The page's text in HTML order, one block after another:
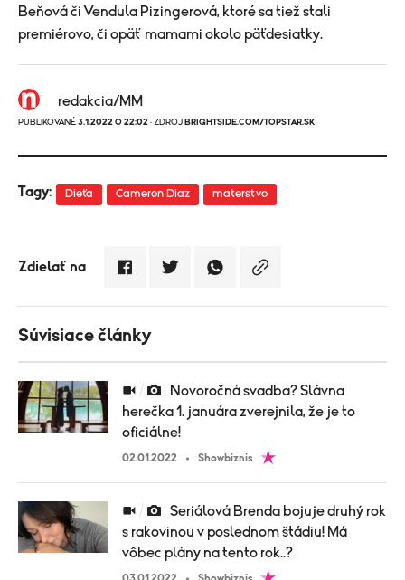
Beňová či Vendula Pizingerová, ktoré sa tiež stali
premiérovo, či opäť mamami okolo päťdesiatky.
redakcia/MM
PUBLIKOVANÉ 3.1.2022 O 22:02 · ZDROJ BRIGHTSIDE.COM/TOPSTAR.SK
Tagy: Dieťa Cameron Diaz materstvo
Zdielať na
Súvisiace články
herečka 1. januára zverejnila, že je to
oficiálne!
02.01.2022 Showbiznis
s rakovinou v poslednom štádiu! Má
vôbec plány na tento rok..?